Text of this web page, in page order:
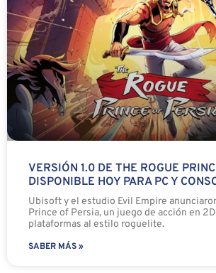
VERSIÓN 1.0 DE THE ROGUE
DISPONIBLE HOY PARA PC Y
Ubisoft y el estudio Evil Empire
Prince of Persia, un juego de acción en
plataformas al estilo roguelite.
SABER MÁS »